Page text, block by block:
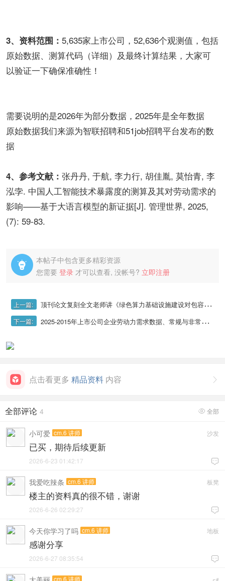
3、资料范围： 5,635家上市公司，52,636个观测值，包括
原始数据、测算代码（详细）及最终计算结果，大家可
以验证一下确保准确性！
需要说明的是2026年为部分数据，2025年是全年数据
原始数据我们来源为智联招聘和51job招聘平台发布的数
据
4、参考文献： 张丹丹, 于航, 李力行, 胡佳胤, 莫怡青, 李
泓孛. 中国人工智能技术暴露度的测算及其对劳动需求的
影响——基于大语言模型的新证据[J]. 管理世界, 2025,
(7): 59-83.

本帖子中包含更多精彩资源
您需要 登录 才可以查看, 没帐号? 立即注册
上一篇: 顶刊论文复刻全文老师讲《绿色算力基础设施建设对包容性绿色发展效率的影响》（交叠双重差分法csdid、双重机器学习模型、算力产业集聚、要素配置
下一篇: 2025-2015年上市公司企业劳动力需求数据、常规与非常规职业招聘数据

点击看更多 精品资料 内容
 全部
全部评论 4
沙发
小可爱 cm.6 讲师
已买，期待后续更新

2026-6-23 01:42:17
板凳
我爱吃辣条 cm.6 讲师
楼主的资料真的很不错，谢谢

2026-6-26 02:29:27
地板
今天你学习了吗 cm.6 讲师
感谢分享

2026-6-27 08:35:54
#
cm.6 讲师